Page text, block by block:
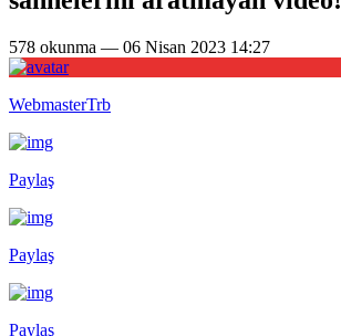
578 okunma — 06 Nisan 2023 14:27
WebmasterTrb
Paylaş
Paylaş
Paylaş